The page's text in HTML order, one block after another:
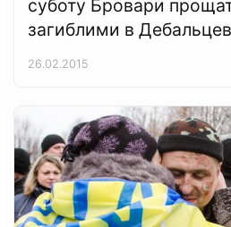
суботу Бровари
загиблими в
26.02.2015